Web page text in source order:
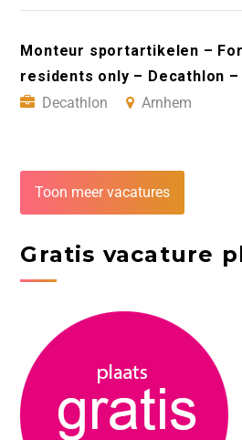
Monteur sportartikelen –
residents only – Decathlon –
Decathlon
Arnhem
Toon meer vacatures
Gratis vacature